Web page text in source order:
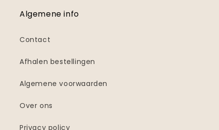
Algemene info
Contact
Afhalen bestellingen
Algemene voorwaarden
Over ons
Privacy policy